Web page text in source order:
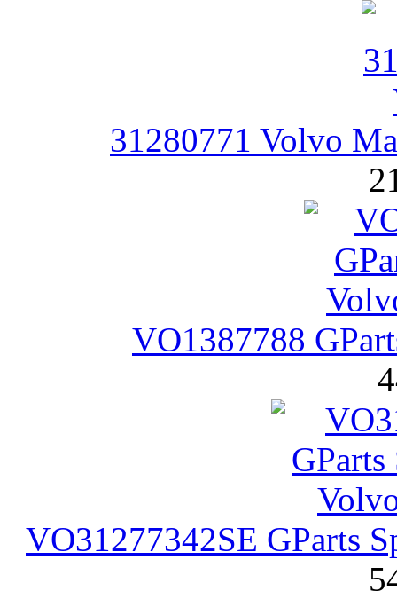
31280771 Volvo
VO1387788
VO31277342SE GParts